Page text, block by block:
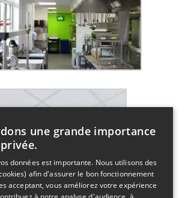
une grande importance
données est importante. Nous utilisons des
afin d'assurer le bon fonctionnement
acceptant, vous améliorez votre expérience